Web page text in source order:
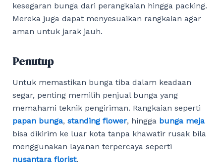
kesegaran bunga dari perangkaian hingga packing.
Mereka juga dapat menyesuaikan rangkaian agar
aman untuk jarak jauh.
Penutup
Untuk memastikan bunga tiba dalam keadaan
segar, penting memilih penjual bunga yang
memahami teknik pengiriman. Rangkaian seperti
papan bunga, standing flower, hingga bunga meja
bisa dikirim ke luar kota tanpa khawatir rusak bila
menggunakan layanan terpercaya seperti
nusantara florist.